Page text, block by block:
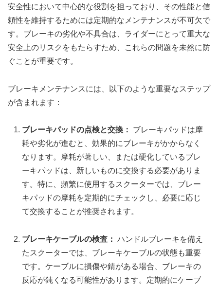
安全性において中心的な役割を担っており、その性能と信
頼性を維持するためには定期的なメンテナンスが不可欠で
す。ブレーキの劣化や不具合は、ライダーにとって重大な
安全上のリスクをもたらすため、これらの問題を未然に防
ぐことが重要です。
ブレーキメンテナンスには、以下のような重要なステップ
が含まれます：
ブレーキパッドの点検と交換：
ブレーキパッドは摩
耗や劣化が進むと、効果的にブレーキがかからなく
なります。摩耗が著しい、または硬化しているブレ
ーキパッドは、新しいものに交換する必要がありま
す。特に、頻繁に使用するスクーターでは、ブレー
キパッドの摩耗を定期的にチェックし、必要に応じ
て交換することが推奨されます。
ブレーキケーブルの検査： ハンドルブレーキを備え
たスクーターでは、ブレーキケーブルの状態も重要
です。ケーブルに損傷や錆がある場合、ブレーキの
反応が鈍くなる可能性があります。定期的にケーブ